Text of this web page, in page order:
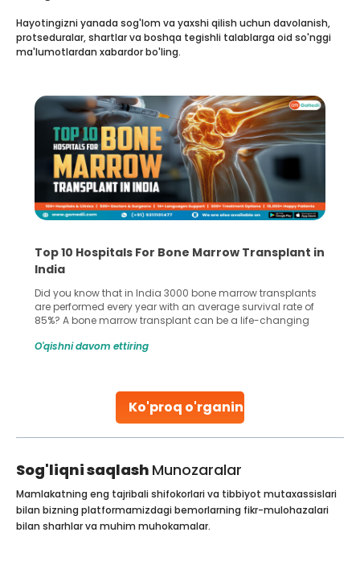
Ko'proq o'rganing
Hayotingizni yanada sog'lom va yaxshi qilish uchun davolanish,
protseduralar, shartlar va boshqa tegishli talablarga oid so'nggi
ma'lumotlardan xabardor bo'ling.
Top 10 Hospitals For Bone Marrow Transplant in
India
Did you know that in India 3000 bone marrow transplants
are performed every year with an average survival rate of
85%? A bone marrow transplant can be a life-changing
make all the difference. India has some of the world’s
O'qishni davom ettiring
Sog'liqni saqlash Munozaralar
Mamlakatning eng tajribali shifokorlari va tibbiyot mutaxassislari
bilan bizning platformamizdagi bemorlarning fikr-mulohazalari
bilan sharhlar va muhim muhokamalar.